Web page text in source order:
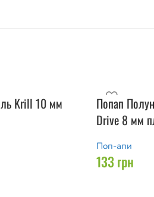
Krill 10 мм
Попап
Drive 8 мм
Поп-апи
133 грн